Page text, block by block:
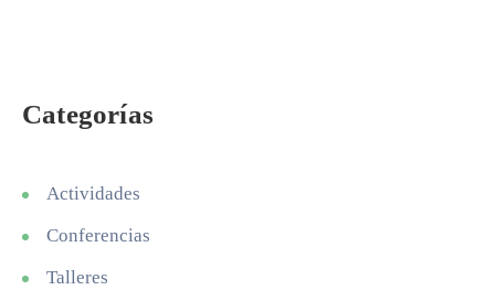
Categorías
Actividades
Conferencias
Talleres